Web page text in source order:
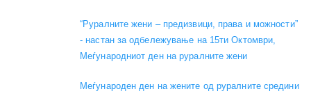
“Руралните жени – предизвици, права и можности”
- настан за одбележување на 15ти Октомври,
Меѓународниот ден на руралните жени
Меѓународен ден на жените од руралните средини